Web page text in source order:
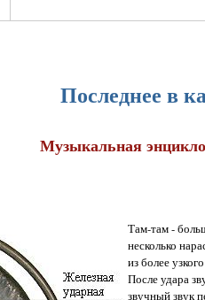
Последнее в
Музыкальная
Там-там -
несколько
из более
После удара
звучный звук